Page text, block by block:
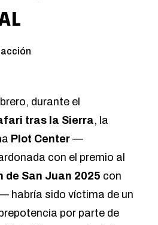
durante el
tras la Sierra, la
Plot Center —
con el premio al
de San Juan 2025 con
habría sido víctima de un
por parte de